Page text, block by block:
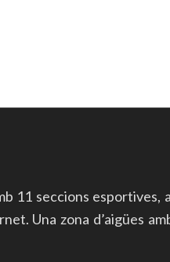
11 seccions
Una zona d’aigües